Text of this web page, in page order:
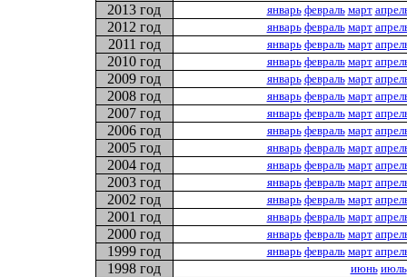
2013 год январь февраль март
2012 год январь февраль март
2011 год январь февраль март
2010 год январь февраль март
2009 год январь февраль март
2008 год январь февраль март
2007 год январь февраль март
2006 год январь февраль март
2005 год январь февраль март
2004 год январь февраль март
2003 год январь февраль март
2002 год январь февраль март
2001 год январь февраль март
2000 год январь февраль март
1999 год январь февраль март
1998 год июнь июль